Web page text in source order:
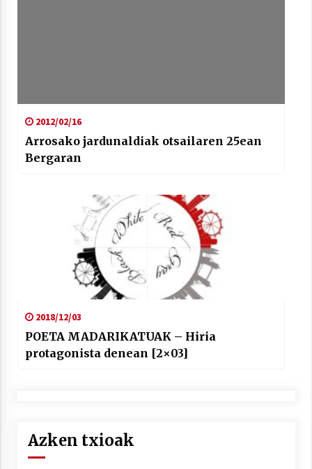
2012/02/16
Arrosako jardunaldiak otsailaren 25ean
Bergaran
2018/12/03
POETA MADARIKATUAK – Hiria
protagonista denean [2×03]
Azken txioak